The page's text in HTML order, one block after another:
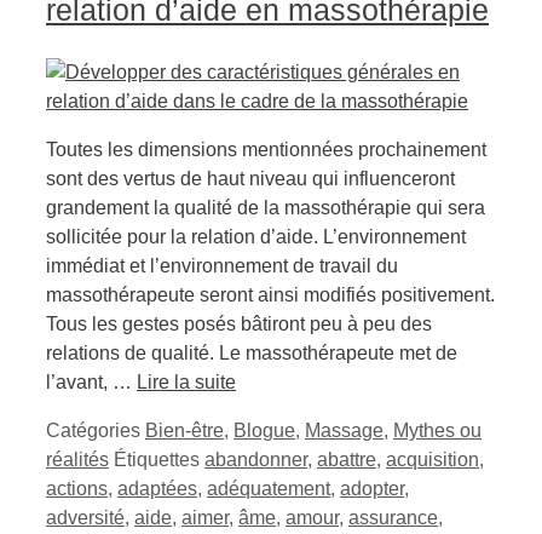
relation d’aide en massothérapie
Toutes les dimensions mentionnées prochainement
sont des vertus de haut niveau qui influenceront
grandement la qualité de la massothérapie qui sera
sollicitée pour la relation d’aide. L’environnement
immédiat et l’environnement de travail du
massothérapeute seront ainsi modifiés positivement.
Tous les gestes posés bâtiront peu à peu des
relations de qualité. Le massothérapeute met de
l’avant, … Lire la suite
Catégories Bien-être, Blogue, Massage, Mythes ou
réalités Étiquettes abandonner, abattre, acquisition,
actions, adaptées, adéquatement, adopter,
adversité, aide, aimer, âme, amour, assurance,